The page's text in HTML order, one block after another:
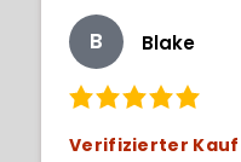
B Blake
Verifizierter Kauf